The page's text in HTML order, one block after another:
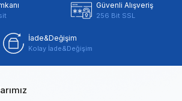
Güvenli Alışveriş
256 Bit SSL
İade&Değişim
Kolay İade&Değişim